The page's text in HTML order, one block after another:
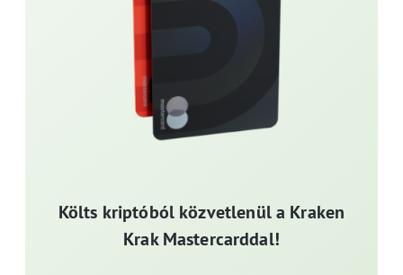
Költs kriptóból közvetlenül a Kraken
Krak Mastercarddal!